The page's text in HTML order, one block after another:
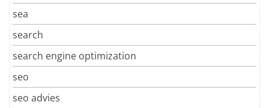
sea
search
search engine optimization
seo
seo advies